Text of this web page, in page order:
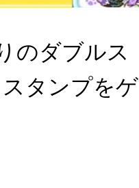
のダブルス
タンプをゲ